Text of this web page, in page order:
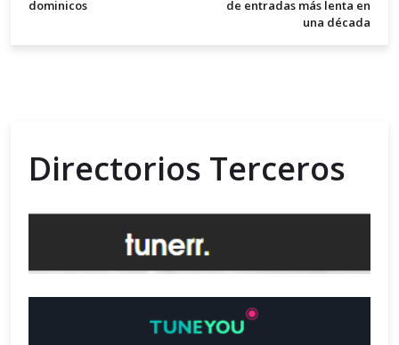
dominicos
de entradas más lenta en
una década
Directorios Terceros